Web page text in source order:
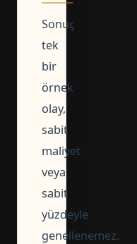
Sonuç
tek
bir
örnek
olay,
sabit
maliyet
veya
sabit
yüzdeyle
genellenemez.